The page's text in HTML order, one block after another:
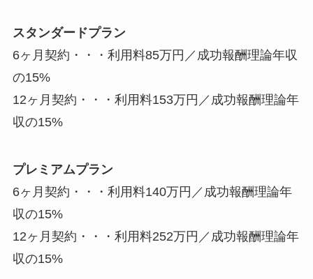
スタンダードプラン
6ヶ月契約・・・利用料85万円／成功報酬理論年収
の15%
12ヶ月契約・・・利用料153万円／成功報酬理論年
収の15%
プレミアムプラン
6ヶ月契約・・・利用料140万円／成功報酬理論年
収の15%
12ヶ月契約・・・利用料252万円／成功報酬理論年
収の15%